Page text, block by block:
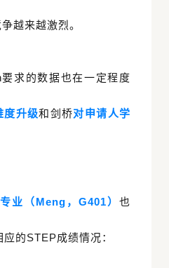
越来越激烈。
求的数据也在一定程度
度升级和剑桥对申请人学
业（Meng，G401） 也
的STEP成绩情况：